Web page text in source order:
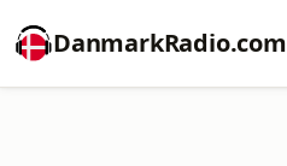
DanmarkRadio.com